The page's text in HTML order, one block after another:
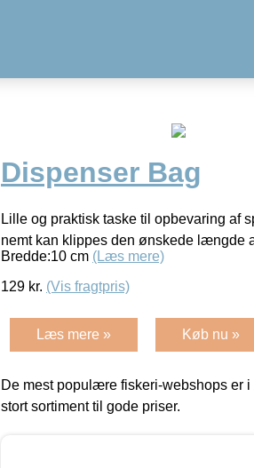
Dispenser Bag
Lille og praktisk taske til opbevaring af
nemt kan klippes den ønskede længde
Bredde:10 cm (Læs mere)
129 kr. (Vis fragtpris)
Læs mere » Køb nu »
De mest populære fiskeri-webshops er
stort sortiment til gode priser.